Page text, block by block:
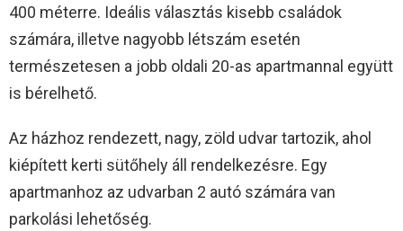
400 méterre. Ideális választás kisebb családok
számára, illetve nagyobb létszám esetén
természetesen a jobb oldali 20-as apartmannal együtt
is bérelhető.
Az házhoz rendezett, nagy, zöld udvar tartozik, ahol
kiépített kerti sütőhely áll rendelkezésre. Egy
apartmanhoz az udvarban 2 autó számára van
parkolási lehetőség.